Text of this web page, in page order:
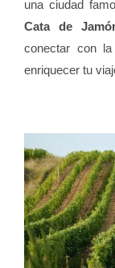
una ciudad
Cata de
conectar con
enriquecer tu